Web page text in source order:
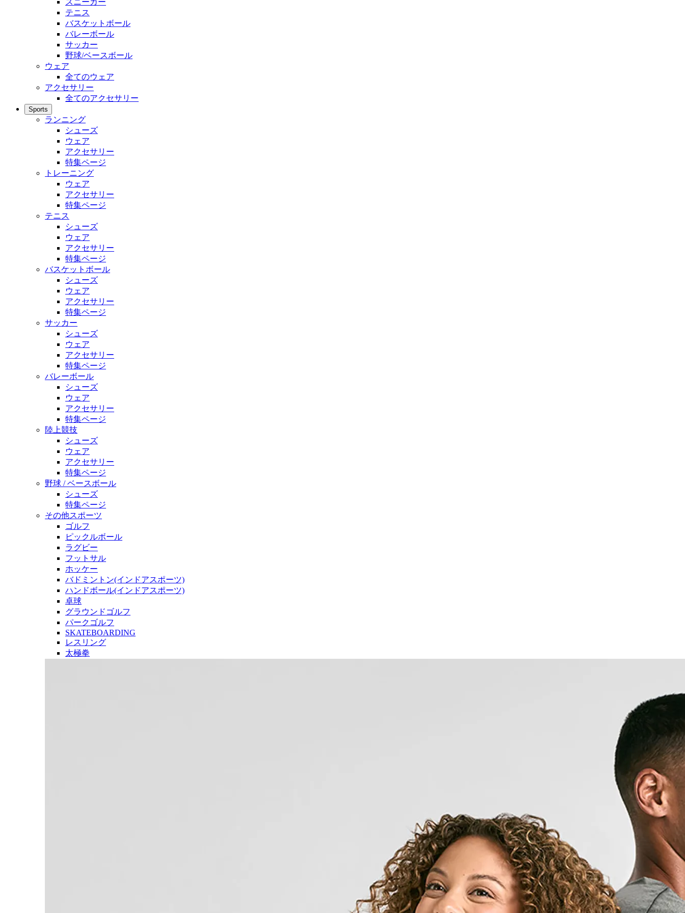
スニーカー
テニス
バスケットボール
バレーボール
サッカー
野球/ベースボール
ウェア
全てのウェア
アクセサリー
全てのアクセサリー
Sports
ランニング
シューズ
ウェア
アクセサリー
特集ページ
トレーニング
ウェア
アクセサリー
特集ページ
テニス
シューズ
ウェア
アクセサリー
特集ページ
バスケットボール
シューズ
ウェア
アクセサリー
特集ページ
サッカー
シューズ
ウェア
アクセサリー
特集ページ
バレーボール
シューズ
ウェア
アクセサリー
特集ページ
陸上競技
シューズ
ウェア
アクセサリー
特集ページ
野球 / ベースボール
シューズ
特集ページ
その他スポーツ
ゴルフ
ピックルボール
ラグビー
フットサル
ホッケー
バドミントン(インドアスポーツ)
ハンドボール(インドアスポーツ)
卓球
グラウンドゴルフ
パークゴルフ
SKATEBOARDING
レスリング
太極拳